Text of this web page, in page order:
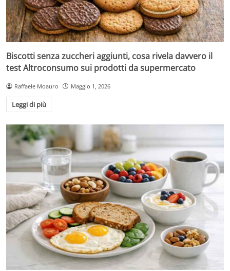
Biscotti senza zuccheri aggiunti, cosa rivela davvero il
test Altroconsumo sui prodotti da supermercato
Raffaele Moauro Maggio 1, 2026
Leggi di più